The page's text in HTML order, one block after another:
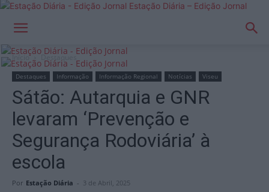
Estação Diária – Edição Jornal
Início Destaques
Destaques Informação Informação Regional Notícias Viseu
Sátão: Autarquia e GNR
levaram ‘Prevenção e
Segurança Rodoviária’ à
escola
Por Estação Diária - 3 de Abril, 2025